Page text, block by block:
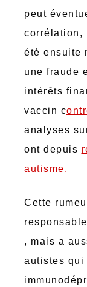
peut
corrélation,
été ensuite
une fraude
intérêts
vaccin c
analyses
ont depuis
autisme.
Cette
, mais a
autistes qui